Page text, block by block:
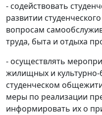
- содействовать
развитии
вопросам
труда, быта и отдыха
- осуществлять
жилищных и культурно-
студенческом
меры по реализации
информировать их о